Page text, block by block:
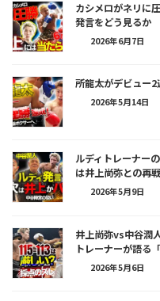
カシメロがネリに
発言をどう見るか
2026年6月7日
所龍太がデビュー2
2026年5月14日
ルディトレーナー
は井上尚弥との再
2026年5月9日
井上尚弥vs中谷潤
トレーナーが語る
2026年5月6日